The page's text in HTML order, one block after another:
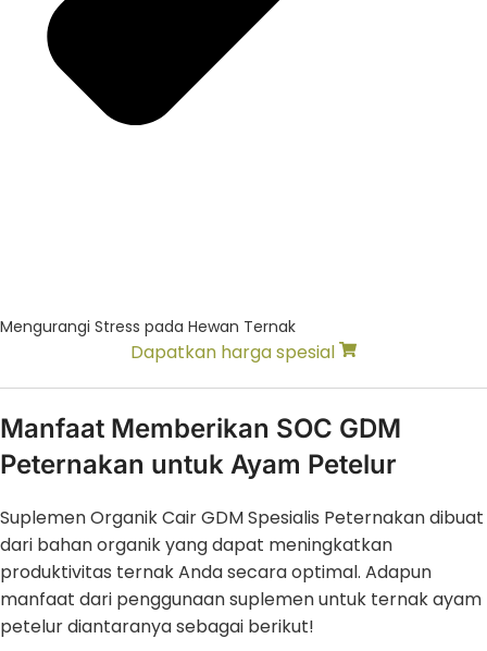
Mengurangi Stress pada Hewan Ternak
Dapatkan harga spesial
Manfaat Memberikan SOC GDM
Peternakan untuk Ayam Petelur
Suplemen Organik Cair GDM Spesialis Peternakan dibuat
dari bahan organik yang dapat meningkatkan
produktivitas ternak Anda secara optimal. Adapun
manfaat dari penggunaan suplemen untuk ternak ayam
petelur diantaranya sebagai berikut!